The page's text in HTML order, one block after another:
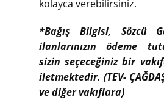
kolayca verebilirsiniz.
*Bağış Bilgisi, Sözcü
ilanlarınızın ödeme
sizin seçeceğiniz bir
iletmektedir. (TEV-
ve diğer vakıflara)